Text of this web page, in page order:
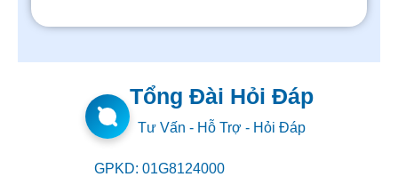
Tổng Đài Hỏi Đáp
Tư Vấn - Hỗ Trợ - Hỏi Đáp
GPKD: 01G8124000